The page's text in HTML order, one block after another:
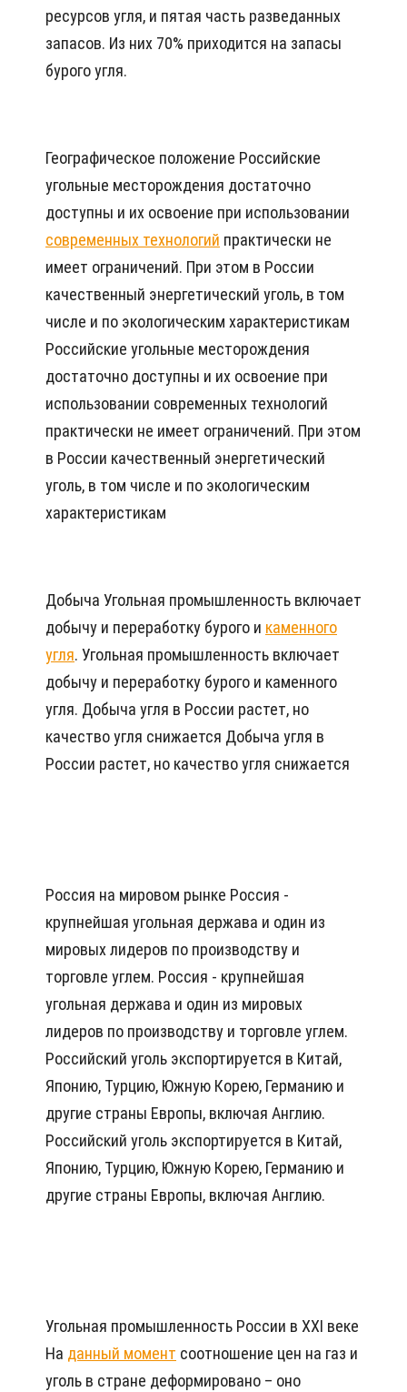
ресурсов угля, и пятая часть разведанных
запасов. Из них 70% приходится на запасы
бурого угля.
Географическое положение Российские
угольные месторождения достаточно
доступны и их освоение при использовании
современных технологий практически не
имеет ограничений. При этом в России
качественный энергетический уголь, в том
числе и по экологическим характеристикам
Российские угольные месторождения
достаточно доступны и их освоение при
использовании современных технологий
практически не имеет ограничений. При этом
в России качественный энергетический
уголь, в том числе и по экологическим
характеристикам
Добыча Угольная промышленность включает
добычу и переработку бурого и каменного
угля. Угольная промышленность включает
добычу и переработку бурого и каменного
угля. Добыча угля в России растет, но
качество угля снижается Добыча угля в
России растет, но качество угля снижается
Россия на мировом рынке Россия -
крупнейшая угольная держава и один из
мировых лидеров по производству и
торговле углем. Россия - крупнейшая
угольная держава и один из мировых
лидеров по производству и торговле углем.
Российский уголь экспортируется в Китай,
Японию, Турцию, Южную Корею, Германию и
другие страны Европы, включая Англию.
Российский уголь экспортируется в Китай,
Японию, Турцию, Южную Корею, Германию и
другие страны Европы, включая Англию.
Угольная промышленность России в ХХI веке
На данный момент соотношение цен на газ и
уголь в стране деформировано – оно